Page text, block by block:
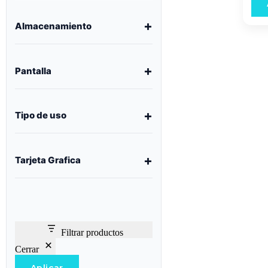
Almacenamiento
Pantalla
Tipo de uso
Tarjeta Grafica
Filtrar productos
Cerrar